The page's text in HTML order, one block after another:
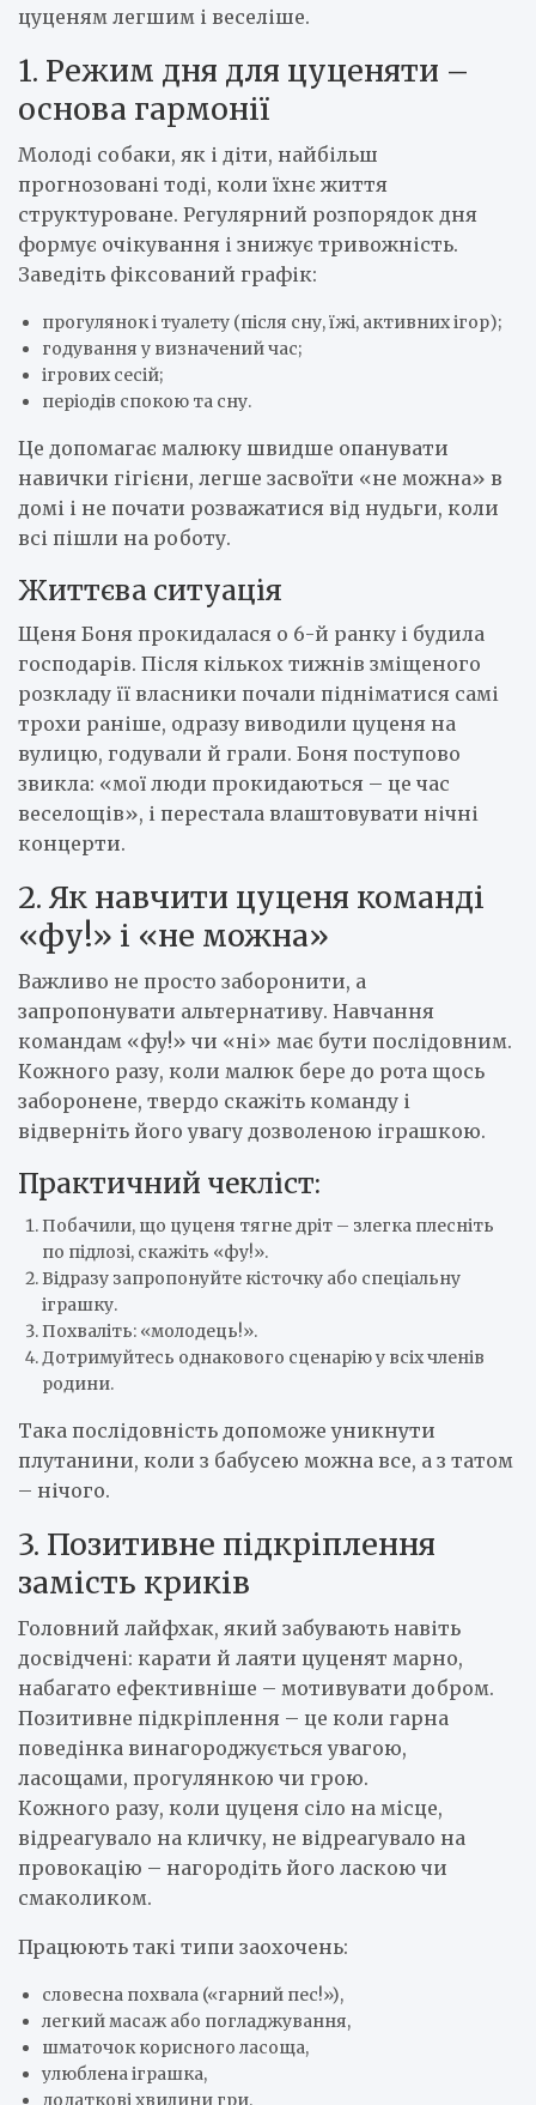
цуценям легшим і веселіше.
1. Режим дня для цуценяти –
основа гармонії
Молоді собаки, як і діти, найбільш
прогнозовані тоді, коли їхнє життя
структуроване. Регулярний розпорядок дня
формує очікування і знижує тривожність.
Заведіть фіксований графік:
прогулянок і туалету (після сну, їжі, активних ігор);
годування у визначений час;
ігрових сесій;
періодів спокою та сну.
Це допомагає малюку швидше опанувати
навички гігієни, легше засвоїти «не можна» в
домі і не почати розважатися від нудьги, коли
всі пішли на роботу.
Життєва ситуація
Щеня Боня прокидалася о 6-й ранку і будила
господарів. Після кількох тижнів зміщеного
розкладу її власники почали підніматися самі
трохи раніше, одразу виводили цуценя на
вулицю, годували й грали. Боня поступово
звикла: «мої люди прокидаються – це час
веселощів», і перестала влаштовувати нічні
концерти.
2. Як навчити цуценя команді
«фу!» і «не можна»
Важливо не просто заборонити, а
запропонувати альтернативу. Навчання
командам «фу!» чи «ні» має бути послідовним.
Кожного разу, коли малюк бере до рота щось
заборонене, твердо скажіть команду і
відверніть його увагу дозволеною іграшкою.
Практичний чекліст:
Побачили, що цуценя тягне дріт – злегка плесніть
по підлозі, скажіть «фу!».
Відразу запропонуйте кісточку або спеціальну
іграшку.
Похваліть: «молодець!».
Дотримуйтесь однакового сценарію у всіх членів
родини.
Така послідовність допоможе уникнути
плутанини, коли з бабусею можна все, а з татом
– нічого.
3. Позитивне підкріплення
замість криків
Головний лайфхак, який забувають навіть
досвідчені: карати й лаяти цуценят марно,
набагато ефективніше – мотивувати добром.
Позитивне підкріплення – це коли гарна
поведінка винагороджується увагою,
ласощами, прогулянкою чи грою.
Кожного разу, коли цуценя сіло на місце,
відреагувало на кличку, не відреагувало на
провокацію – нагородіть його ласкою чи
смаколиком.
Працюють такі типи заохочень:
словесна похвала («гарний пес!»),
легкий масаж або погладжування,
шматочок корисного ласоща,
улюблена іграшка,
додаткові хвилини гри.